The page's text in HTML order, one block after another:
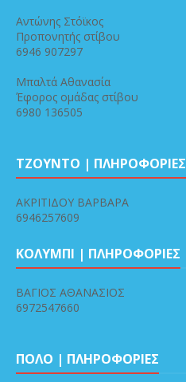
Αντώνης Στόϊκος
Προπονητής στίβου
6946 907297
Μπαλτά Αθανασία
Έφορος ομάδας στίβου
6980 136505
ΤΖΟΥΝΤΟ | ΠΛΗΡΟΦΟΡΙΕΣ
ΑΚΡΙΤΙΔΟΥ ΒΑΡΒΑΡΑ
6946257609
ΚΟΛΥΜΠΙ | ΠΛΗΡΟΦΟΡΙΕΣ
ΒΑΓΙΟΣ ΑΘΑΝΑΣΙΟΣ
6972547660
ΠΟΛΟ | ΠΛΗΡΟΦΟΡΙΕΣ